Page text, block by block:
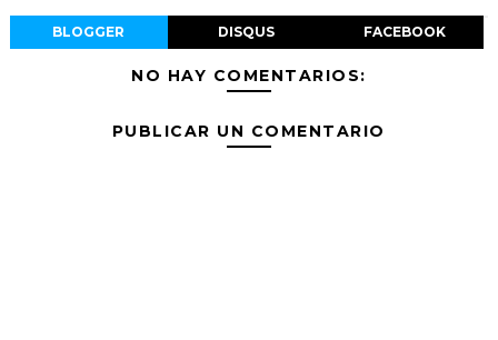
BLOGGER DISQUS FACEBOOK
NO HAY COMENTARIOS:
PUBLICAR UN COMENTARIO